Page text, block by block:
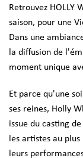
Retrouvez HOLLY
saison, pour une
Dans une
la diffusion de
moment unique
Et parce qu'une
ses reines, Holly
issue du casting
les artistes au
leurs